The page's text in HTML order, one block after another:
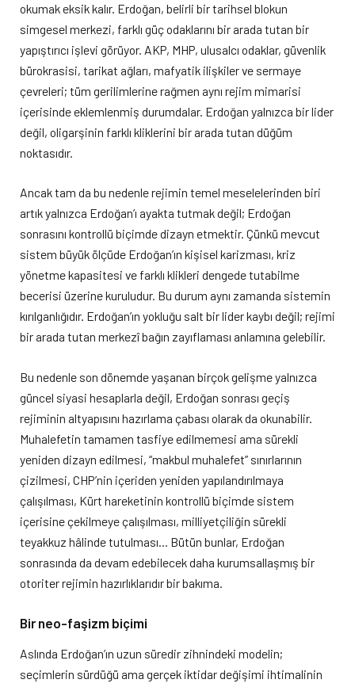
okumak eksik kalır. Erdoğan, belirli bir tarihsel blokun
simgesel merkezi, farklı güç odaklarını bir arada tutan bir
yapıştırıcı işlevi görüyor. AKP, MHP, ulusalcı odaklar, güvenlik
bürokrasisi, tarikat ağları, mafyatik ilişkiler ve sermaye
çevreleri; tüm gerilimlerine rağmen aynı rejim mimarisi
içerisinde eklemlenmiş durumdalar. Erdoğan yalnızca bir lider
değil, oligarşinin farklı kliklerini bir arada tutan düğüm
noktasıdır.
Ancak tam da bu nedenle rejimin temel meselelerinden biri
artık yalnızca Erdoğan’ı ayakta tutmak değil; Erdoğan
sonrasını kontrollü biçimde dizayn etmektir. Çünkü mevcut
sistem büyük ölçüde Erdoğan’ın kişisel karizması, kriz
yönetme kapasitesi ve farklı klikleri dengede tutabilme
becerisi üzerine kuruludur. Bu durum aynı zamanda sistemin
kırılganlığıdır. Erdoğan’ın yokluğu salt bir lider kaybı değil; rejimi
bir arada tutan merkezî bağın zayıflaması anlamına gelebilir.
Bu nedenle son dönemde yaşanan birçok gelişme yalnızca
güncel siyasi hesaplarla değil, Erdoğan sonrası geçiş
rejiminin altyapısını hazırlama çabası olarak da okunabilir.
Muhalefetin tamamen tasfiye edilmemesi ama sürekli
yeniden dizayn edilmesi, “makbul muhalefet” sınırlarının
çizilmesi, CHP’nin içeriden yeniden yapılandırılmaya
çalışılması, Kürt hareketinin kontrollü biçimde sistem
içerisine çekilmeye çalışılması, milliyetçiliğin sürekli
teyakkuz hâlinde tutulması… Bütün bunlar, Erdoğan
sonrasında da devam edebilecek daha kurumsallaşmış bir
otoriter rejimin hazırlıklarıdır bir bakıma.
Bir neo-faşizm biçimi
Aslında Erdoğan’ın uzun süredir zihnindeki modelin;
seçimlerin sürdüğü ama gerçek iktidar değişimi ihtimalinin